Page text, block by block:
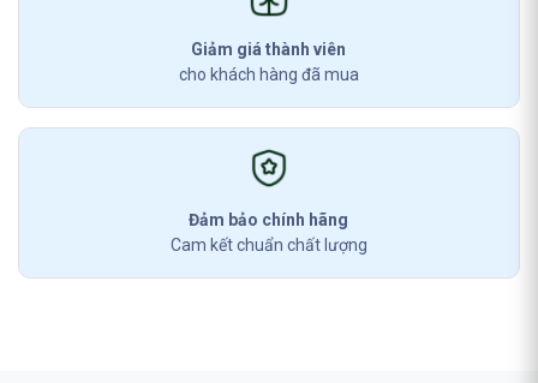
Giảm giá thành viên
cho khách hàng đã mua
Đảm bảo chính hãng
Cam kết chuẩn chất lượng